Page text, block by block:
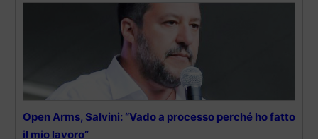
Open Arms, Salvini: “Vado a processo perché ho fatto
il mio lavoro”